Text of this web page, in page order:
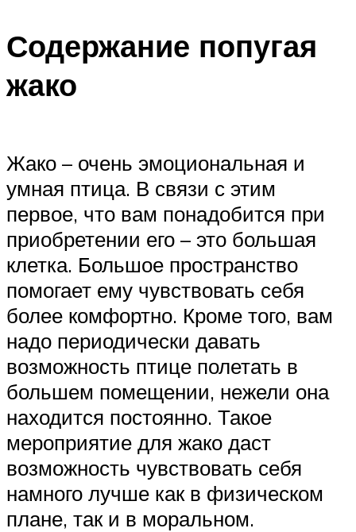
Содержание попугая
жако
Жако – очень эмоциональная и
умная птица. В связи с этим
первое, что вам понадобится при
приобретении его – это большая
клетка. Большое пространство
помогает ему чувствовать себя
более комфортно. Кроме того, вам
надо периодически давать
возможность птице полетать в
большем помещении, нежели она
находится постоянно. Такое
мероприятие для жако даст
возможность чувствовать себя
намного лучше как в физическом
плане, так и в моральном.